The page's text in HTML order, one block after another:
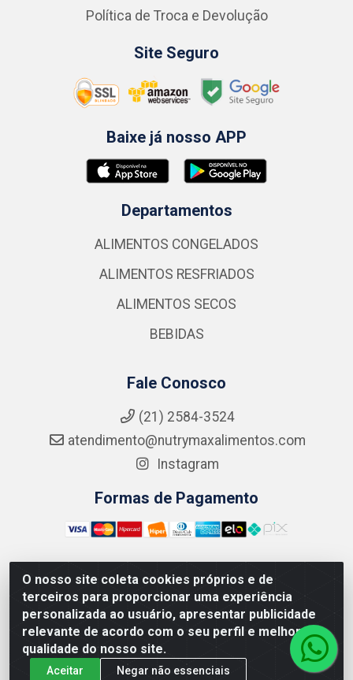
O nosso site coleta cookies próprios e de
terceiros para proporcionar uma experiência
personalizada ao usuário, apresentar publicidade
relevante de acordo com o seu perfil e melhorar a
qualidade do nosso site.
Aceitar Negar não essenciais
Política de Troca e Devolução
Site Seguro
Baixe já nosso APP
Departamentos
ALIMENTOS CONGELADOS
ALIMENTOS RESFRIADOS
ALIMENTOS SECOS
BEBIDAS
Fale Conosco
(21) 2584-3524
atendimento@nutrymaxalimentos.com
Instagram
Formas de Pagamento
NUTRY MAX COMÉRCIO DE PRODUTOS ALIMENTICIOS
LTDA - RUA DO FEIJÃO, 721 PENHA CIRCULAR/RJ -
CNPJ: 15.796.122/0001-03